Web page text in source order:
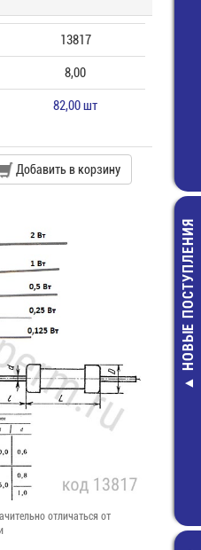
Решетка
вентилятора
35,00 руб.
НОВЫЕ ПОСТУПЛЕНИЯ
13817
8,00
82,00 шт
Добавить в корзину
отличаться от